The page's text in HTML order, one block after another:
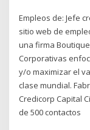
Empleos de: Jefe
sitio web de
una firma
Corporativas
y/o maximizar el
clase mundial.
Credicorp Capital
de 500 contactos